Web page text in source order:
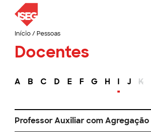
Início/ Pessoas
Docentes
A B C D E F G H I J K
Professor Auxiliar com Agregação